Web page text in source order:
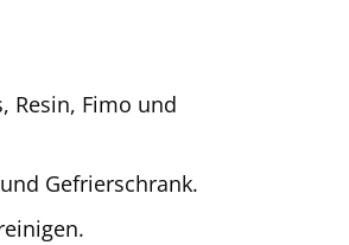
Resin, Fimo und
Gefrierschrank.